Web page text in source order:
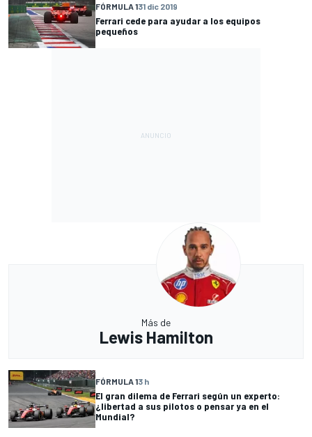
FÓRMULA 131 dic 2019
Ferrari cede para ayudar a los equipos
pequeños
Más de
Lewis Hamilton
FÓRMULA 13 h
El gran dilema de Ferrari según un experto:
¿libertad a sus pilotos o pensar ya en el
Mundial?